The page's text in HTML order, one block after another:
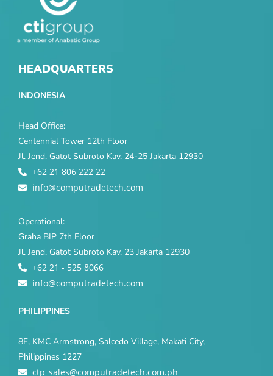
HEADQUARTERS
INDONESIA
Head Office:
Centennial Tower 12th Floor
Jl. Jend. Gatot Subroto Kav. 24-25 Jakarta 12930
+62 21 806 222 22
info@computradetech.com
Operational:
Graha BIP 7th Floor
Jl. Jend. Gatot Subroto Kav. 23 Jakarta 12930
+62 21 - 525 8066
info@computradetech.com
PHILIPPINES
8F, KMC Armstrong, Salcedo Village, Makati City,
Philippines 1227
ctp_sales@computradetech.com.ph